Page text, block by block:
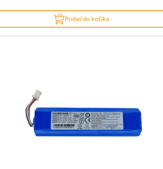
Pridať do košíka